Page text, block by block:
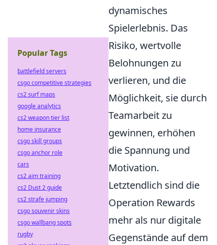
dynamisches
Spielerlebnis. Das
Risiko, wertvolle
Belohnungen zu
verlieren, und die
Möglichkeit, sie durch
Teamarbeit zu
gewinnen, erhöhen
die Spannung und
Motivation.
Letztendlich sind die
Operation Rewards
mehr als nur digitale
Gegenstände auf dem
Popular Tags
battlefield servers
csgo competitive strategies
cs2 surf maps
google analytics
cs2 weapon tier list
home insurance
csgo skill groups
csgo anchor role
cars
cs2 aim training
cs2 Dust 2 guide
cs2 strafe jumping
csgo souvenir skins
csgo wallbang spots
rugby